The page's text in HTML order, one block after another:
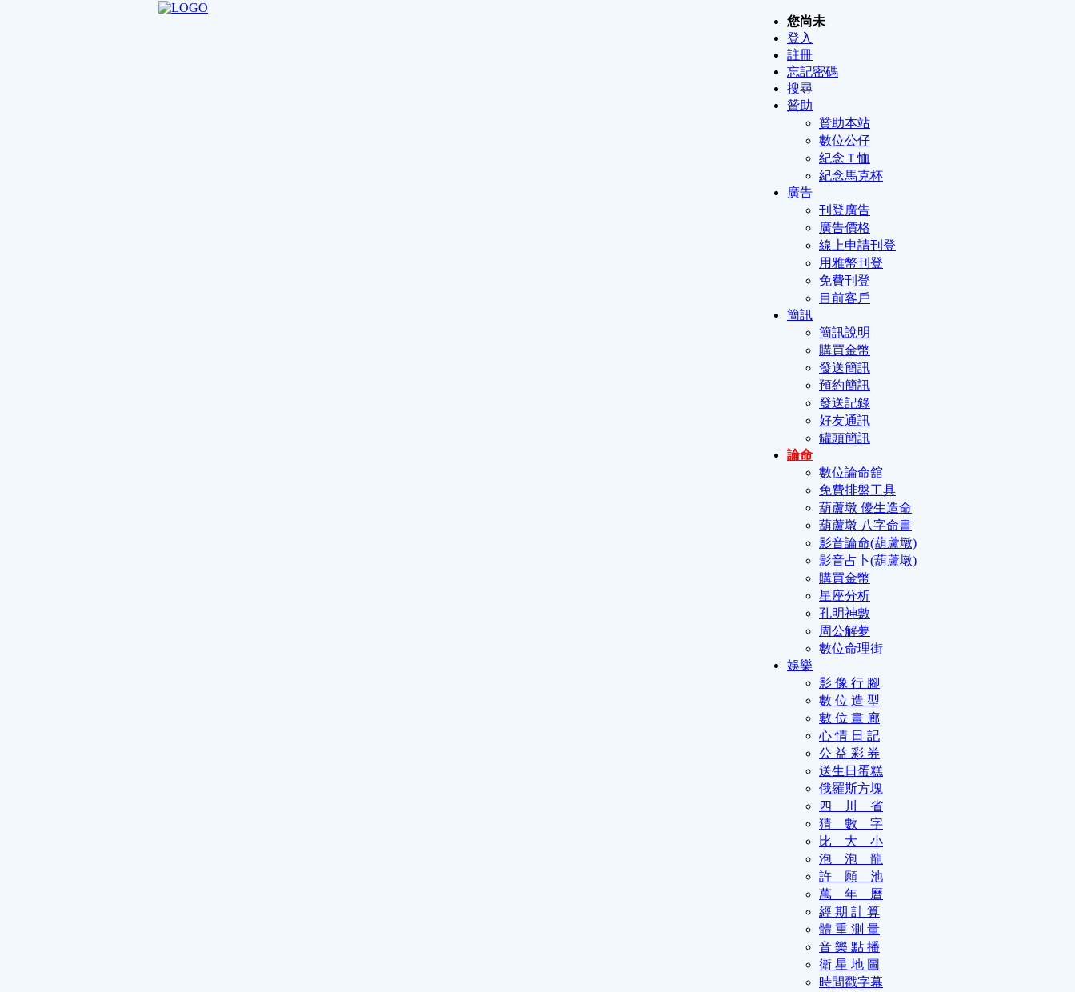
您尚未
登入
註冊
忘記密碼
搜尋
贊助
贊助本站
數位公仔
紀念Ｔ恤
紀念馬克杯
廣告
刊登廣告
廣告價格
線上申請刊登
用雅幣刊登
免費刊登
目前客戶
簡訊
簡訊說明
購買金幣
發送簡訊
預約簡訊
發送記錄
好友通訊
罐頭簡訊
論命
數位論命舘
免費排盤工具
葫蘆墩 優生造命
葫蘆墩 八字命書
影音論命(葫蘆墩)
影音占卜(葫蘆墩)
購買金幣
星座分析
孔明神數
周公解夢
數位命理街
娛樂
影 像 行 腳
數 位 造 型
數 位 畫 廊
心 情 日 記
公 益 彩 券
送生日蛋糕
俄羅斯方塊
四 川 省
猜 數 字
比 大 小
泡 泡 龍
許 願 池
萬 年 曆
經 期 計 算
體 重 測 量
音 樂 點 播
衛 星 地 圖
時間戳字幕